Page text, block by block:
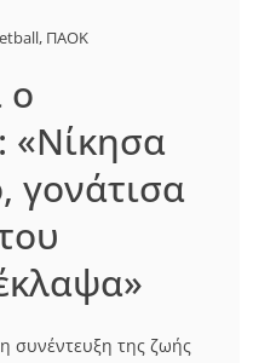
, ΠΑΟΚ
ο
«Νίκησα
γονάτισα
συνέντευξη της ζωής